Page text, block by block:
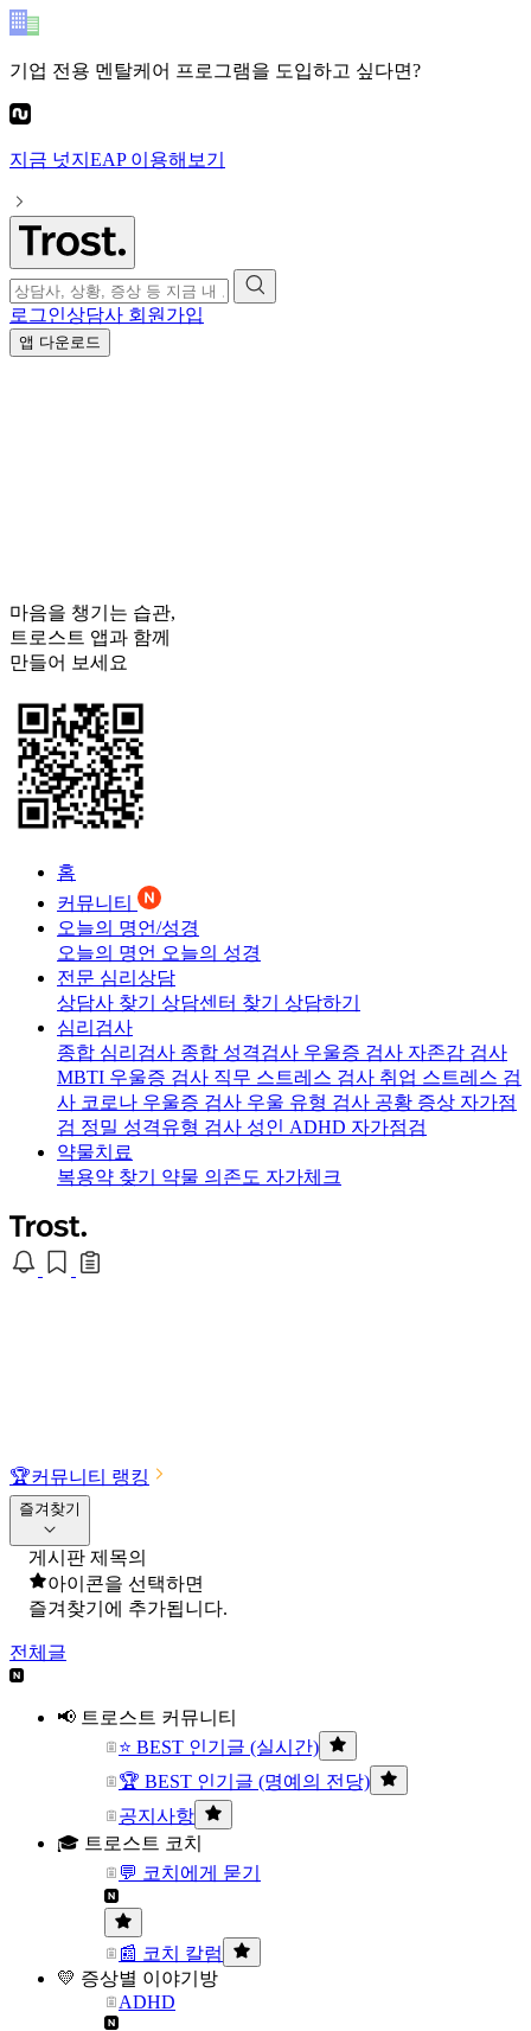
기업 전용 멘탈케어 프로그램을 도입하고 싶다면?
지금 넛지EAP이용해보기
로그인상담사 회원가입
앱 다운로드
마음을 챙기는 습관,
트로스트 앱과 함께
만들어 보세요
홈
커뮤니티
오늘의 명언/성경
오늘의 명언 오늘의 성경
전문 심리상담
상담사 찾기 상담센터 찾기 상담하기
심리검사
종합 심리검사 종합 성격검사 우울증 검사 자존감 검사
MBTI 우울증 검사 직무 스트레스 검사 취업 스트레스 검
사 코로나 우울증 검사 우울 유형 검사 공황 증상 자가점
검 정밀 성격유형 검사 성인 ADHD 자가점검
약물치료
복용약 찾기 약물 의존도 자가체크
🏆커뮤니티 랭킹
즐겨찾기
게시판 제목의
아이콘을 선택하면
즐겨찾기에 추가됩니다.
전체글
📢 트로스트 커뮤니티
⭐ BEST 인기글 (실시간)
🏆 BEST 인기글 (명예의 전당)
공지사항
🎓 트로스트 코치
💬 코치에게 묻기
📰 코치 칼럼
💛 증상별 이야기방
ADHD